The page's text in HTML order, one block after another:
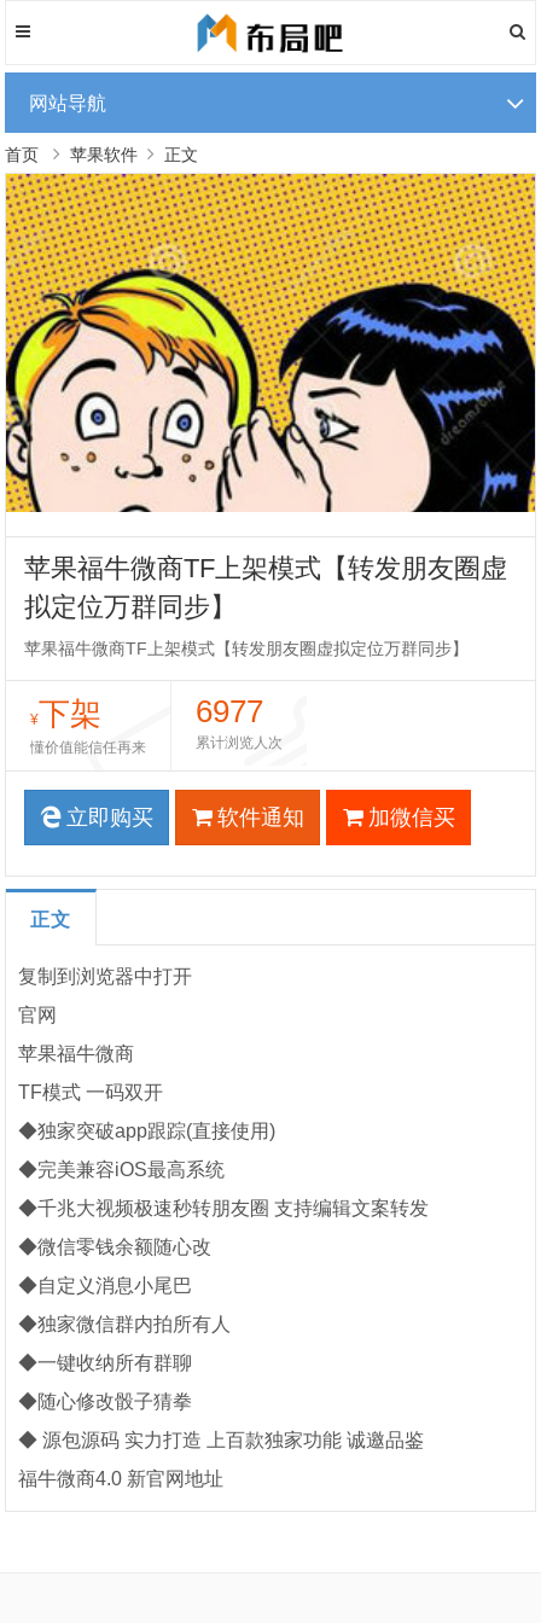
网站导航
首页 苹果软件 正文
苹果福牛微商TF上架模式【转发朋友圈虚
拟定位万群同步】
苹果福牛微商TF上架模式【转发朋友圈虚拟定位万群同步】
¥下架
懂价值能信任再来
6977
累计浏览人次
立即购买 软件通知 加微信买
正文
复制到浏览器中打开
官网
苹果福牛微商
TF模式 一码双开
◆独家突破app跟踪(直接使用)
◆完美兼容iOS最高系统
◆千兆大视频极速秒转朋友圈 支持编辑文案转发
◆微信零钱余额随心改
◆自定义消息小尾巴
◆独家微信群内拍所有人
◆一键收纳所有群聊
◆随心修改骰子猜拳
◆ 源包源码 实力打造 上百款独家功能 诚邀品鉴
福牛微商4.0 新官网地址